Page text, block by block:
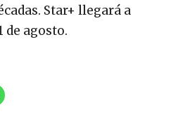
Star+ llegará a
de agosto.